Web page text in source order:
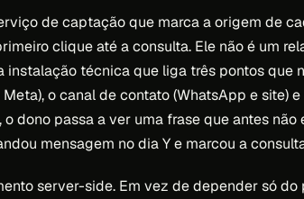
de captação que marca a origem de
clique até a consulta. Ele não é um
instalação técnica que liga três pontos que
o canal de contato (WhatsApp e site)
dono passa a ver uma frase que antes não
mensagem no dia Y e marcou a
server-side. Em vez de depender só do